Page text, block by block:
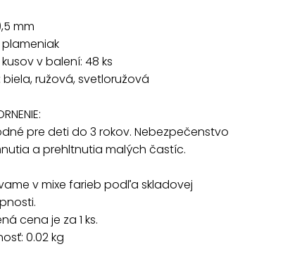
mm
v balení: 48 ks
biela, ružová, svetloružová
pre deti do 3 rokov. Nebezpečenstvo
a prehltnutia malých častíc.
v mixe farieb podľa skladovej
cena je za 1 ks.
0.02 kg